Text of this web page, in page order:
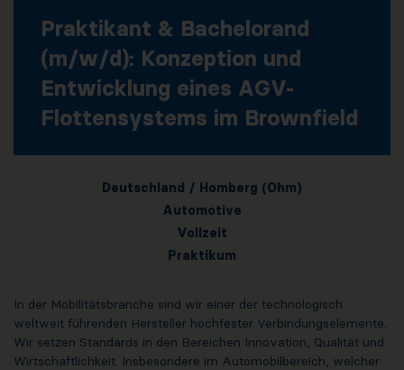
Praktikant & Bachelorand
(m/w/d): Konzeption und
Entwicklung eines AGV-
Flottensystems im Brownfield
Deutschland / Homberg (Ohm)
Automotive
Vollzeit
Praktikum
In der Mobilitätsbranche sind wir einer der technologisch
weltweit führenden Hersteller hochfester Verbindungselemente.
Wir setzen Standards in den Bereichen Innovation, Qualität und
Wirtschaftlichkeit. Insbesondere im Automobilbereich, welcher